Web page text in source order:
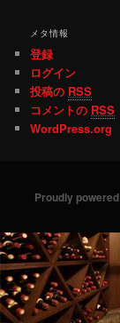
メタ情報
登録
ログイン
投稿の RSS
コメントの RSS
WordPress.org
Proudly